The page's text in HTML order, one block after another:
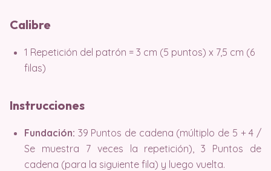
Calibre
1 Repetición del patrón = 3 cm (5 puntos) x 7,5 cm (6
filas)
Instrucciones
Fundación: 39 Puntos de cadena (múltiplo de 5 + 4 /
Se muestra 7 veces la repetición), 3 Puntos de
cadena (para la siguiente fila) y luego vuelta.